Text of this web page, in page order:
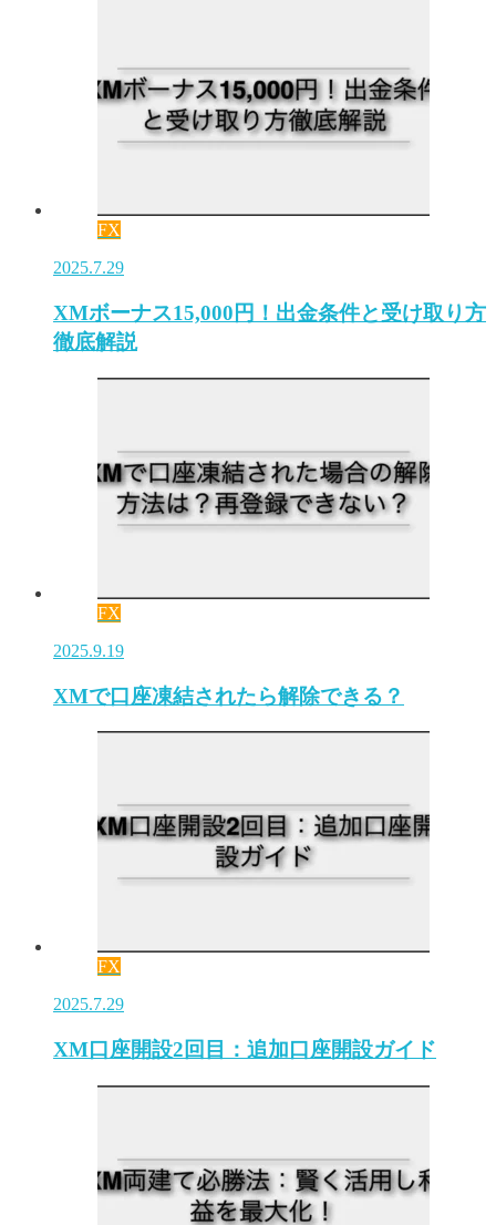
FX
2025.7.29
XMボーナス15,000円！出金条件と受け取り方
徹底解説
FX
2025.9.19
XMで口座凍結されたら解除できる？
FX
2025.7.29
XM口座開設2回目：追加口座開設ガイド